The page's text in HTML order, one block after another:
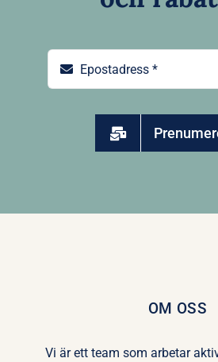
OM OSS
Vi är ett team som arbetar